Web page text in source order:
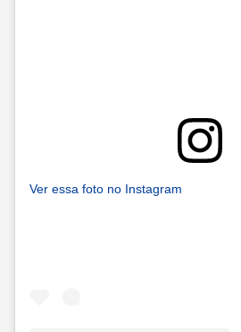
Ver essa foto no Instagram